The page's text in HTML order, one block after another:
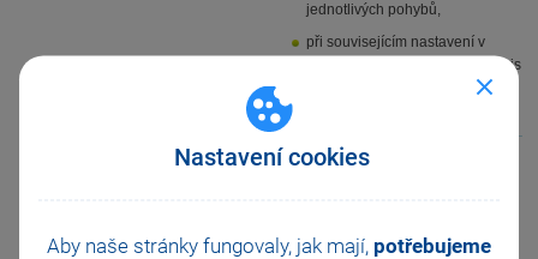
Nastavení cookies
Aby naše stránky fungovaly, jak mají, potřebujeme
jednotlivých pohybů,
při souvisejícím nastavení v
agendě Globální nastavení zápis
programu POHODA